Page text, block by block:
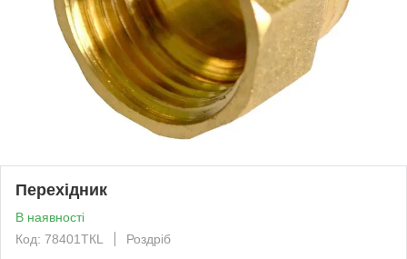
Перехідник
В наявності
Код: 78401ТКL
Роздріб